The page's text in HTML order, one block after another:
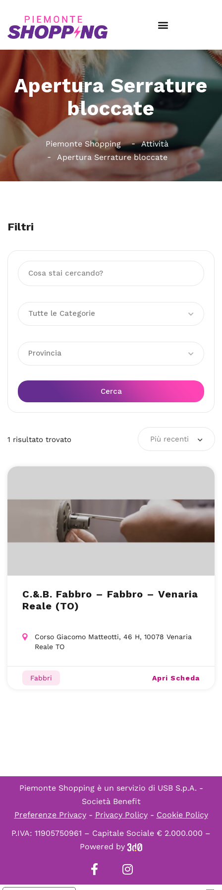
Apertura Serrature
bloccate
Piemonte Shopping
Attività
Apertura Serrature bloccate
Filtri
Tutte le Categorie
Provincia
Cerca
1 risultato trovato Più recenti
C.&.B. Fabbro – Fabbro – Venaria
Reale (TO)
Corso Giacomo Matteotti, 46 H, 10078 Venaria
Reale TO
Fabbri Apri Scheda
Piemonte Shopping è un servizio di USB S.p.A. -
Società Benefit
Preferenze Privacy- Privacy Policy- Cookie Policy
P.IVA: 11905750961 – Capitale Sociale € 2.000.000 –
Powered by